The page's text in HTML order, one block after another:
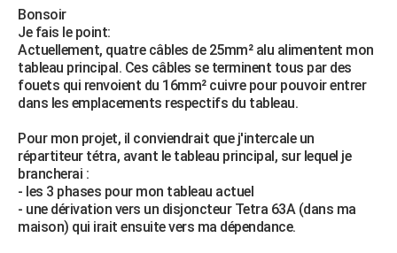
Bonsoir
Je fais le point:
Actuellement, quatre câbles de 25mm² alu alimentent mon
tableau principal. Ces câbles se terminent tous par des
fouets qui renvoient du 16mm² cuivre pour pouvoir entrer
dans les emplacements respectifs du tableau.
Pour mon projet, il conviendrait que j'intercale un
répartiteur tétra, avant le tableau principal, sur lequel je
brancherai :
- les 3 phases pour mon tableau actuel
- une dérivation vers un disjoncteur Tetra 63A (dans ma
maison) qui irait ensuite vers ma dépendance.